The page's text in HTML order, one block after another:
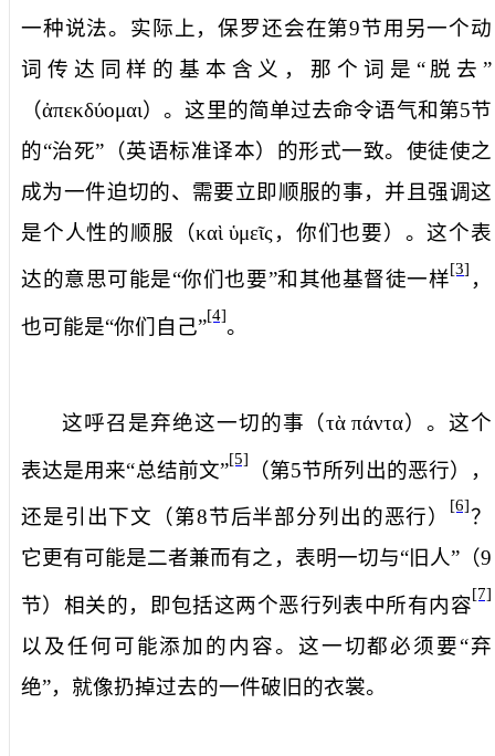
一种说法。实际上，保罗还会在第9节用另一个动
词传达同样的基本含义，那个词是“脱去”
（ἀπεκδύομαι）。这里的简单过去命令语气和第5节
的“治死”（英语标准译本）的形式一致。使徒使之
成为一件迫切的、需要立即顺服的事，并且强调这
是个人性的顺服（καὶ ὑμεῖς ， 你们也要）。这个表
达的意思可能是“你们也要”和其他基督徒一样[3] ，
也可能是“你们自己”[4]。
这呼召是弃绝这一切的事 （τὰ πάντα）。这个
表达是用来“总结前文”[5] （第5节所列出的恶行），
还是引出下文（第8节后半部分列出的恶行） [6]？
它更有可能是二者兼而有之，表明一切与“旧人”（9
节）相关的，即包括这两个恶行列表中所有内容[7]
以及任何可能添加的内容。这一切都必须要“弃
绝”，就像扔掉过去的一件破旧的衣裳。